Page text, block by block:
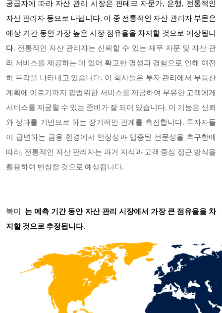
공급자에 따라 자산 관리 시장은 핀테크 자문가, 은행, 전통적인
자산 관리자 등으로 나뉩니다. 이 중 전통적인 자산 관리자 부문은
예상 기간 동안 가장 높은 시장 점유율을 차지할 것으로 예상됩니
다. 전통적인 자산 관리자는 신뢰할 수 있는 재무 자문 및 자산 관
리 서비스를 제공하는 데 있어 확고한 명성과 경험으로 인해 여전
히 두각을 나타내고 있습니다. 이 회사들은 투자 관리에서 부동산
계획에 이르기까지 광범위한 서비스를 제공하여 부유한 고객에게
서비스를 제공할 수 있는 준비가 잘 되어 있습니다. 이 기능은 신뢰
와 성과를 기반으로 하는 장기적인 관계를 촉진합니다. 투자자들
이 급변하는 금융 환경에서 안정성과 입증된 전문성을 추구함에
따라, 전통적인 자산 관리자는 과거 지식과 고객 중심 접근 방식을
활용하여 번창할 것으로 예상됩니다.
북미
는 예측 기간 동안 자산 관리 시장에서 가장 큰 점유율을 차
지할 것으로 추정됩니다.